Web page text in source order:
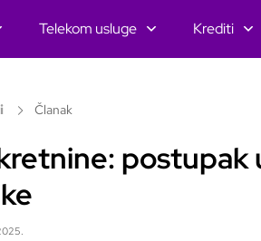
Telekom usluge Krediti
Članak
postupak